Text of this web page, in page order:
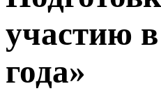
участию
года»